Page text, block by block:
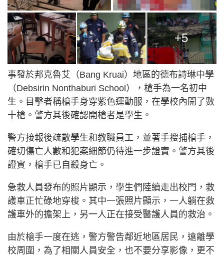
+5
事發於邦克魯艾（Bang Kruai）地區的德布詩琳中學
（Debsirin Nonthaburi School），槍手為一名初中
生。目擊者稱槍手身穿紫色運動服，在學校內開了數
十槍。警方其後確認開槍者是學生。
警方接報後疏散學生和教職員工，並著手搜捕槍手，
確切傷亡人數和犯案細節仍待進一步證實。警方其後
證實，槍手已自殺身亡。
急救人員發布的照片​​顯示，學生們陸續走出校門，救
護車正忙碌地穿梭。其中一張照片顯示，一人躺在救
護車外的擔架上，另一人正在接受醫護人員的救治。
由於槍手一度在逃，警方警告鄰近地區居民，遠離學
校周圍，為了相關人員安全，也不要分享影像，更不